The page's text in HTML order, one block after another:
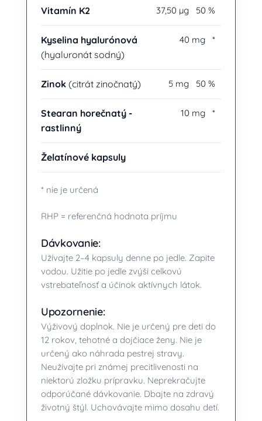
Vitamín K2 37,50 µg 50 %
Kyselina hyalurónová
(hyaluronát sodný)
40 mg *
Zinok (citrát zinočnatý) 5 mg 50 %
Stearan horečnatý -
rastlinný
10 mg *
Želatínové kapsuly
* nie je určená
RHP = referenčná hodnota príjmu
Dávkovanie:
Užívajte 2–4 kapsuly denne po jedle. Zapite
vodou. Užitie po jedle zvýši celkovú
vstrebateľnosť a účinok aktívnych látok.
Upozornenie:
Výživový doplnok. Nie je určený pre deti do
12 rokov, tehotné a dojčiace ženy. Nie je
určený ako náhrada pestrej stravy.
Neužívajte pri známej precitlivenosti na
niektorú zložku prípravku. Neprekračujte
odporúčané dávkovanie. Dbajte na zdravý
životný štýl. Uchovávajte mimo dosahu detí.